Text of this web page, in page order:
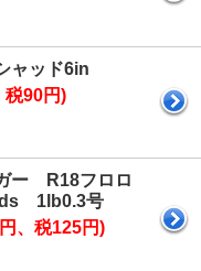
ャッド6in
税90円)
ー R18フロロ
1lb0.3号
、税125円)